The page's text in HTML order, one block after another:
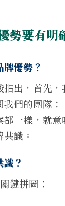
勢要有明
優勢？
指出，首先
我們的團隊
都一樣，就
識。
？
鍵拼圖：